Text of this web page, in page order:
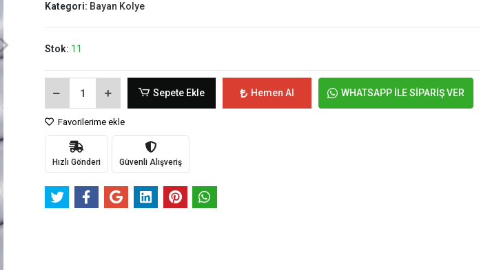
Kategori: Bayan Kolye
Stok: 11
Sepete Ekle Hemen Al WHATSAPP İLE SİPARİŞ VER
Favorilerime ekle
Hızlı Gönderi Güvenli Alışveriş